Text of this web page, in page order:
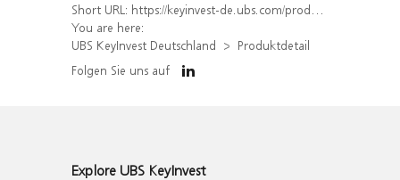
Short URL: https://keyinvest-de.ubs.com/produkt/detail/index/isin/DE000WA2TR47
You are here:
UBS KeyInvest Deutschland
Produktdetail
Folgen Sie uns auf
Explore UBS KeyInvest